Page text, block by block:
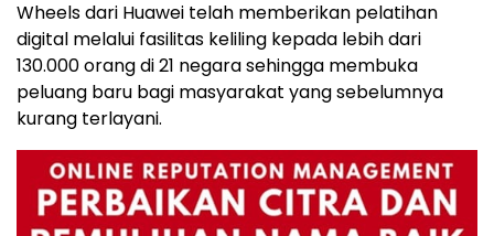
Wheels dari Huawei telah memberikan pelatihan
digital melalui fasilitas keliling kepada lebih dari
130.000 orang di 21 negara sehingga membuka
peluang baru bagi masyarakat yang sebelumnya
kurang terlayani.